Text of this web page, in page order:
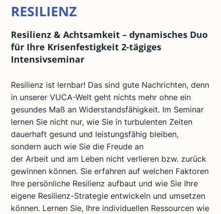
RESILIENZ
Resilienz & Achtsamkeit – dynamisches Duo
für Ihre Krisenfestigkeit 2-tägiges
Intensivseminar
Resilienz ist lernbar! Das sind gute Nachrichten, denn
in unserer VUCA-Welt geht nichts mehr ohne ein
gesundes Maß an Widerstandsfähigkeit. Im Seminar
lernen Sie nicht nur, wie Sie in turbulenten Zeiten
dauerhaft gesund und leistungsfähig bleiben,
sondern auch wie Sie die Freude an
der Arbeit und am Leben nicht verlieren bzw. zurück
gewinnen können. Sie erfahren auf welchen Faktoren
Ihre persönliche Resilienz aufbaut und wie Sie Ihre
eigene Resilienz-Strategie entwickeln und umsetzen
können. Lernen Sie, Ihre individuellen Ressourcen wie